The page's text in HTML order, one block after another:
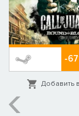
-
Добавить